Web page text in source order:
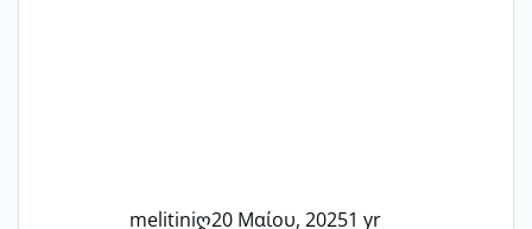
melitiniღ20 Μαίου, 20251 yr